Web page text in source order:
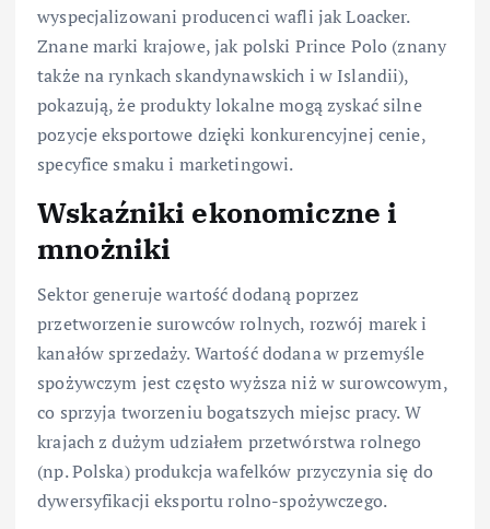
wyspecjalizowani producenci wafli jak Loacker.
Znane marki krajowe, jak polski Prince Polo (znany
także na rynkach skandynawskich i w Islandii),
pokazują, że produkty lokalne mogą zyskać silne
pozycje eksportowe dzięki konkurencyjnej cenie,
specyfice smaku i marketingowi.
Wskaźniki ekonomiczne i
mnożniki
Sektor generuje wartość dodaną poprzez
przetworzenie surowców rolnych, rozwój marek i
kanałów sprzedaży. Wartość dodana w przemyśle
spożywczym jest często wyższa niż w surowcowym,
co sprzyja tworzeniu bogatszych miejsc pracy. W
krajach z dużym udziałem przetwórstwa rolnego
(np. Polska) produkcja wafelków przyczynia się do
dywersyfikacji eksportu rolno-spożywczego.